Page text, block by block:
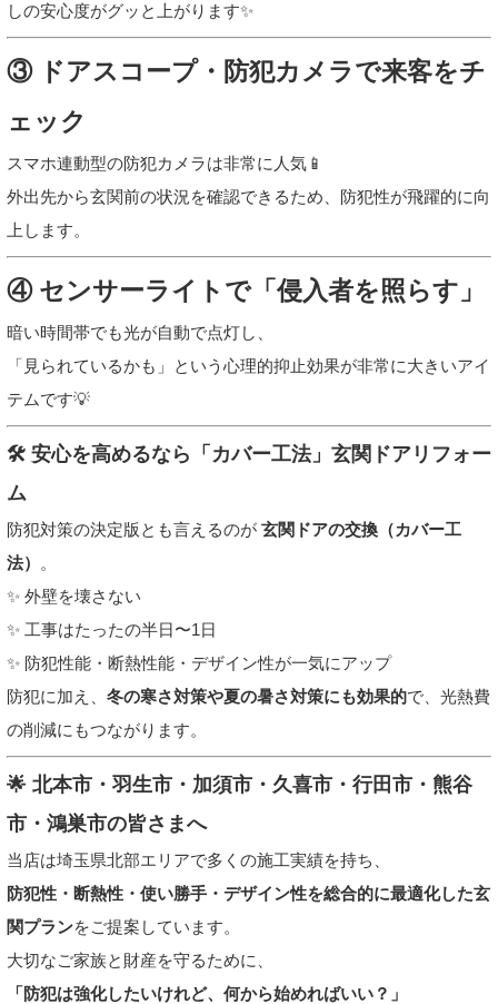
しの安心度がグッと上がります✨
③ ドアスコープ・防犯カメラで来客をチ
ェック
スマホ連動型の防犯カメラは非常に人気📱
外出先から玄関前の状況を確認できるため、防犯性が飛躍的に向
上します。
④ センサーライトで「侵入者を照らす」
暗い時間帯でも光が自動で点灯し、
「見られているかも」という心理的抑止効果が非常に大きいアイ
テムです💡
🛠️ 安心を高めるなら「カバー工法」玄関ドアリフォー
ム
防犯対策の決定版とも言えるのが 玄関ドアの交換（カバー工
法）
。
✨ 外壁を壊さない
✨ 工事はたったの半日〜1日
✨ 防犯性能・断熱性能・デザイン性が一気にアップ
防犯に加え、 冬の寒さ対策や夏の暑さ対策にも効果的で、光熱費
の削減にもつながります。
🌟 北本市・羽生市・加須市・久喜市・行田市・熊谷
市・鴻巣市の皆さまへ
当店は埼玉県北部エリアで多くの施工実績を持ち、
防犯性・断熱性・使い勝手・デザイン性を総合的に最適化した玄
関プランをご提案しています。
大切なご家族と財産を守るために、
「防犯は強化したいけれど、何から始めればいい？」